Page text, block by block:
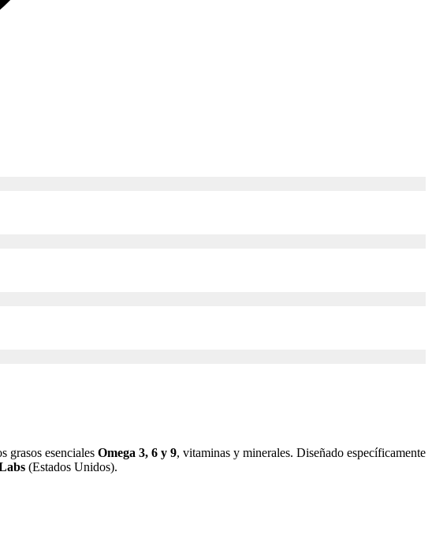
grasos esenciales Omega 3, 6 y 9, vitaminas y minerales. Diseñado específicamente
(Estados Unidos).